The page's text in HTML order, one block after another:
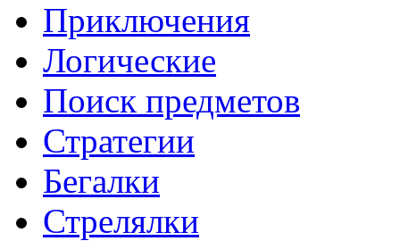
Приключения
Логические
Поиск предметов
Стратегии
Бегалки
Стрелялки